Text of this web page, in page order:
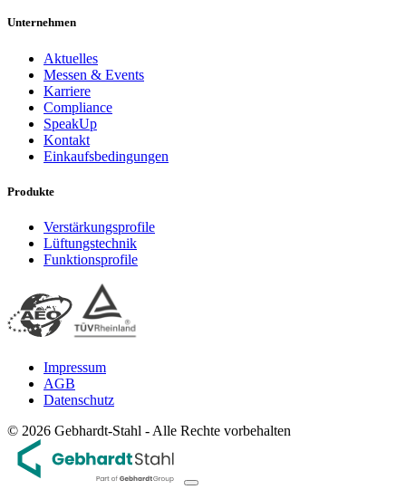
Unternehmen
Aktuelles
Messen & Events
Karriere
Compliance
SpeakUp
Kontakt
Einkaufsbedingungen
Produkte
Verstärkungsprofile
Lüftungstechnik
Funktionsprofile
Impressum
AGB
Datenschutz
© 2026 Gebhardt-Stahl - Alle Rechte vorbehalten